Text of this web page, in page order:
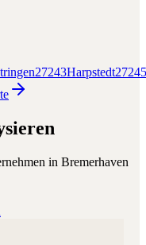
27243Harpstedt27245
in Bremerhaven